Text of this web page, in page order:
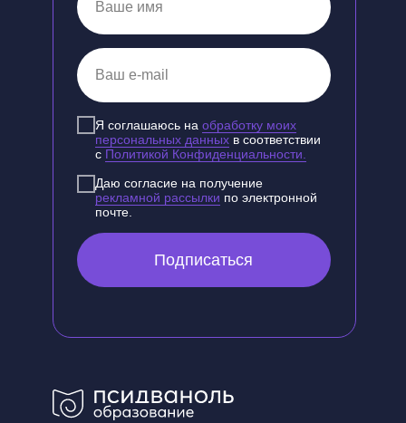
Я соглашаюсь на обработку моих
персональных данныхв соответствии
с Политикой Конфиденциальности.
Даю согласие на получение
рекламной рассылки по электронной
почте.
Подписаться